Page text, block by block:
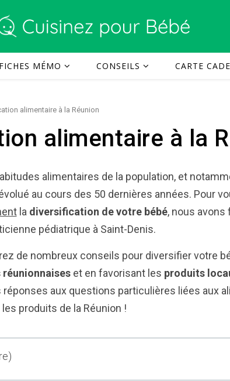
FICHES MÉMO CONSEILS CARTE
alimentaire à la Réunion
alimentaire à la
alimentaires de la population, et
au cours des 50 dernières années. Pour
la diversification de votre bébé, nous avons
pédiatrique à Saint-Denis.
de nombreux conseils pour diversifier votre
et en favorisant les produits
aux questions particulières liées aux
produits de la Réunion !